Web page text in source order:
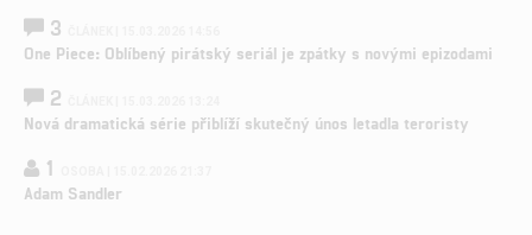
3
One Piece: Oblíbený pirátský seriál je zpátky s novými epizodami
2
Nová dramatická série přiblíží skutečný únos letadla teroristy
1
Adam Sandler